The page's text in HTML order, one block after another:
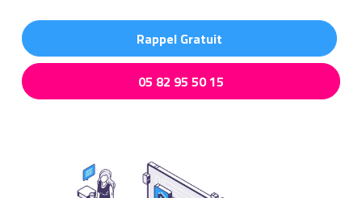
Rappel Gratuit
05 82 95 50 15